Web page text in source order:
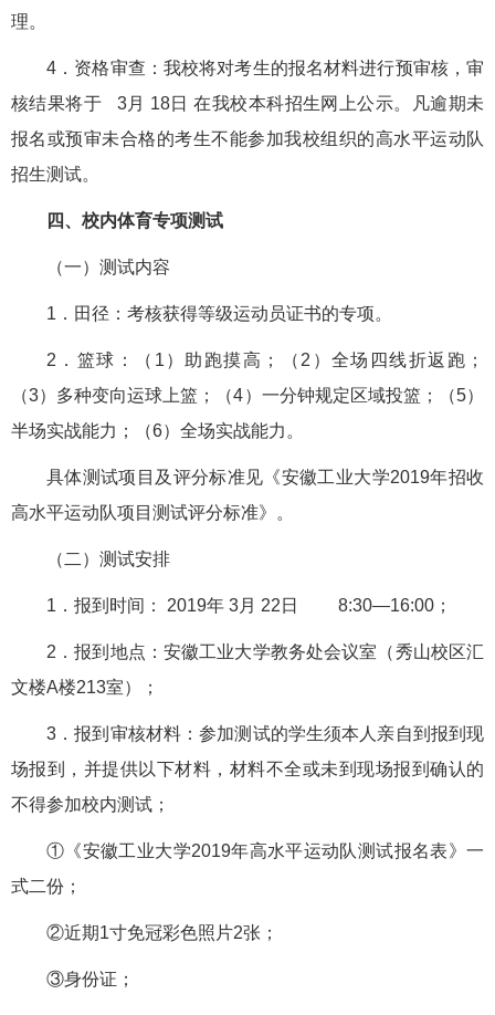
理。
4．资格审查：我校将对考生的报名材料进行预审核，审
核结果将于 3月 18日 在我校本科招生网上公示。凡逾期未
报名或预审未合格的考生不能参加我校组织的高水平运动队
招生测试。
四、校内体育专项测试
（一）测试内容
1．田径：考核获得等级运动员证书的专项。
2．篮球：（1）助跑摸高；（2）全场四线折返跑；
（3）多种变向运球上篮；（4）一分钟规定区域投篮；（5）
半场实战能力；（6）全场实战能力。
具体测试项目及评分标准见《安徽工业大学2019年招收
高水平运动队项目测试评分标准》。
（二）测试安排
1．报到时间： 2019年 3月 22日 8:30—16:00；
2．报到地点：安徽工业大学教务处会议室（秀山校区汇
文楼A楼213室）；
3．报到审核材料：参加测试的学生须本人亲自到报到现
场报到，并提供以下材料，材料不全或未到现场报到确认的
不得参加校内测试；
①《安徽工业大学2019年高水平运动队测试报名表》一
式二份；
②近期1寸免冠彩色照片2张；
③身份证；